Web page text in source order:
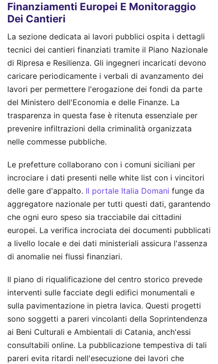
Finanziamenti Europei E Monitoraggio
Dei Cantieri
La sezione dedicata ai lavori pubblici ospita i dettagli
tecnici dei cantieri finanziati tramite il Piano Nazionale
di Ripresa e Resilienza. Gli ingegneri incaricati devono
caricare periodicamente i verbali di avanzamento dei
lavori per permettere l'erogazione dei fondi da parte
del Ministero dell'Economia e delle Finanze. La
trasparenza in questa fase è ritenuta essenziale per
prevenire infiltrazioni della criminalità organizzata
nelle commesse pubbliche.
Le prefetture collaborano con i comuni siciliani per
incrociare i dati presenti nelle white list con i vincitori
delle gare d'appalto. Il portale Italia Domani funge da
aggregatore nazionale per tutti questi dati, garantendo
che ogni euro speso sia tracciabile dai cittadini
europei. La verifica incrociata dei documenti pubblicati
a livello locale e dei dati ministeriali assicura l'assenza
di anomalie nei flussi finanziari.
Il piano di riqualificazione del centro storico prevede
interventi sulle facciate degli edifici monumentali e
sulla pavimentazione in pietra lavica. Questi progetti
sono soggetti a pareri vincolanti della Soprintendenza
ai Beni Culturali e Ambientali di Catania, anch'essi
consultabili online. La pubblicazione tempestiva di tali
pareri evita ritardi nell'esecuzione dei lavori che